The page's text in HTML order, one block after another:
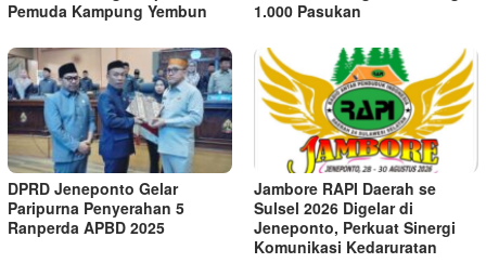
Pemuda Kampung Yembun
1.000 Pasukan
DPRD Jeneponto Gelar
Paripurna Penyerahan 5
Ranperda APBD 2025
Jambore RAPI Daerah se
Sulsel 2026 Digelar di
Jeneponto, Perkuat Sinergi
Komunikasi Kedaruratan